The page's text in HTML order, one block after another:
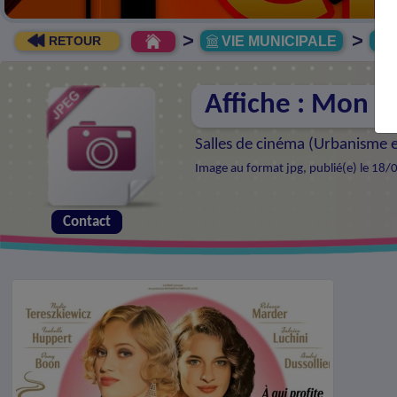
RETOUR > VIE MUNICIPALE >
Affiche : Mon
Salles de cinéma (Urbanisme
Image au format jpg, publié(e) le
Contact